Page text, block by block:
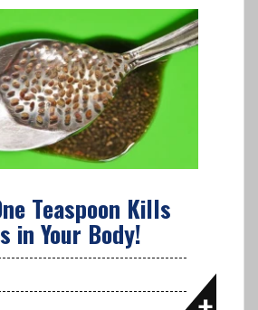
Teaspoon Kills
in Your Body!